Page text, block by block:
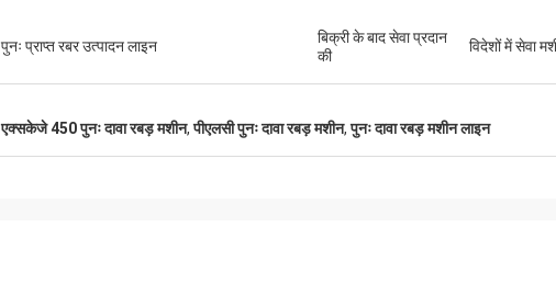
पुनः प्राप्त रबर उत्पादन लाइन
बिक्री के बाद सेवा प्रदान
की
विदेशों में सेवा
एक्सकेजे 450 पुनः दावा रबड़ मशीन,पीएलसी पुनः दावा रबड़ मशीन,पुनः दावा रबड़ मशीन लाइन